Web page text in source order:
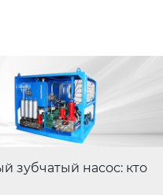
зубчатый насос: кто